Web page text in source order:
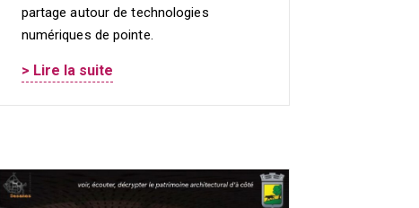
partage autour de technologies
numériques de pointe.
> Lire la suite